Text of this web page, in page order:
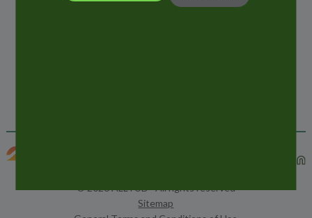
© 2026 ALLTUB - All rights reserved
Sitemap